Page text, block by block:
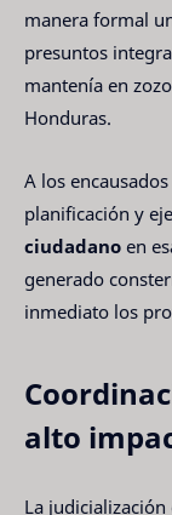
manera formal
presuntos
mantenía en
Honduras.
A los
planificación y
ciudadano en
generado
inmediato los
alto
La judicialización